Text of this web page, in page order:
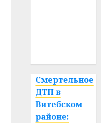
Смертельное
ДТП в
Витебском
районе: